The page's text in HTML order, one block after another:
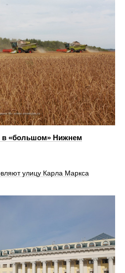
в «большом» Нижнем
улицу Карла Маркса